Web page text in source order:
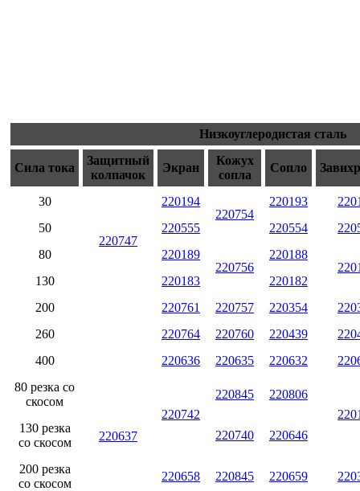
Низкоуглеродистая сталь
Сила тока
Защитный
колпачок
Экран
Кожух
сопла
Сопло
30
220747
220194
220754
220193
50
220555 220554
80
220189
220756
220188
130
220183
220182
200
220637
220761 220757 220354
260
220764 220760 220439
400
220636 220635 220632
80 резка со
скосом
220742
220845
220806
130 резка
со скосом
220740 220646
200 резка
со скосом
220658 220845 220659